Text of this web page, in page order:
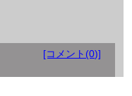
[コメント(0)]